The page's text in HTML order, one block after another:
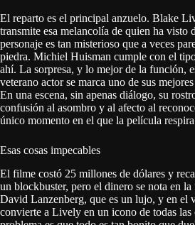
El reparto es el principal anzuelo. Blake
transmite esa melancolía de quien ha visto
personaje es tan misterioso que a veces
piedra. Michiel Huisman cumple con el
ahí. La sorpresa, y lo mejor de la función,
veterano actor se marca uno de sus
En una escena, sin apenas diálogo, su
confusión al asombro y al afecto al
único momento en el que la película
Esas cosas impecables
El filme costó 25 millones de dólares y
un blockbuster, pero el dinero se nota en
David Lanzenberg, que es un lujo, y en el
convierte a Lively en un icono de todas las